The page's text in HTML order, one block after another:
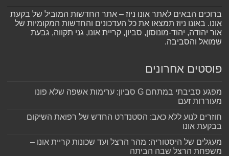
ברוכים הבאים לאתר אונו ניוז – אתר החדשות המוביל של בקעת
אונו. באונו ניוז תמצאו את כל העדכונים והחדשות המקומיות של
אור יהודה, יהוד-מונוסון, סביון, קריית אונו, גני תקווה, גבעת
שמואל והסביבה.
פוסטים אחרונים
מפגע סביבתי במתחם G סביון: ערימות אשפה שלא פונו
מעוררות זעם
חוזרים לנוע ללא כאב: הסטנדרט החדש של רפואת השיקום
בבקעת אונו
מעגלים של היסטוריה: מהר הרצל ועד שכונות קריית אונו –
משפחת הרצל שבה הביתה